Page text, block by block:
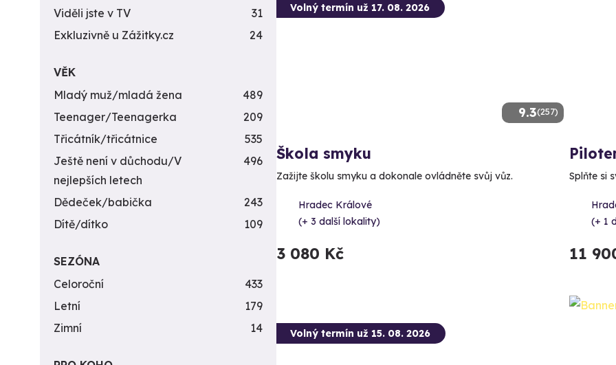
9.3(257)
Volný termín už 17. 08. 2026
Škola smyku
Zažijte školu smyku a dokonale ovládněte svůj vůz.
Hradec Králové
(+ 3 další lokality)
3 080 Kč
Splňte si
(+ 1
11
Volný termín už 15. 08. 2026
Viděli jste v TV
31
Exkluzivně u Zážitky.cz
24
VĚK
Mladý muž/mladá žena
489
Teenager/Teenagerka
209
Třicátník/třicátnice
535
Ještě není v důchodu/V
nejlepších letech
496
Dědeček/babička
243
Dítě/dítko
109
SEZÓNA
Celoroční
433
Letní
179
Zimní
14